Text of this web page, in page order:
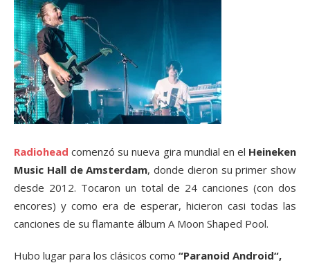
Radiohead comenzó su nueva gira mundial en el Heineken
Music Hall de Amsterdam, donde dieron su primer show
desde 2012. Tocaron un total de 24 canciones (con dos
encores) y como era de esperar, hicieron casi todas las
canciones de su flamante álbum A Moon Shaped Pool.
Hubo lugar para los clásicos como “Paranoid Android“,